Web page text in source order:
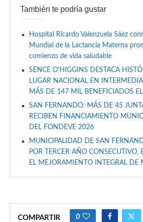
También te podría gustar
Hospital Ricardo Valenzuela Sáez
Mundial de la Lactancia Materna
comienzo de vida saludable
SENCE O’HIGGINS DESTACA
LUGAR NACIONAL EN
MÁS DE 147 MIL BENEFICIADOS
SAN FERNANDO: MÁS DE 45
RECIBEN FINANCIAMIENTO
DEL FONDEVE 2026
MUNICIPALIDAD DE SAN
POR TERCER AÑO CONSECUTIVO,
EL MEJORAMIENTO INTEGRAL DE
COMPARTIR 0